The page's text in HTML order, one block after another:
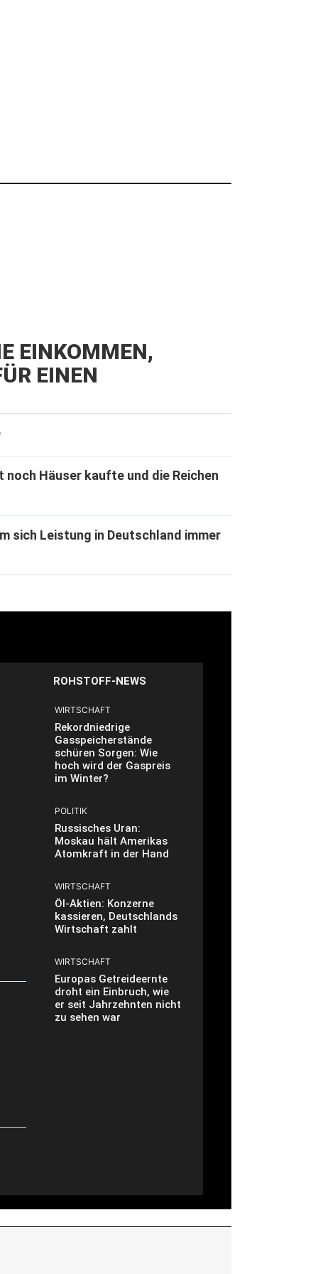
EINKOMMEN,
EINEN
Häuser kaufte und die Reichen
sich Leistung in Deutschland immer
ROHSTOFF-NEWS
WIRTSCHAFT
Rekordniedrige
Gasspeicherstände
schüren Sorgen: Wie
hoch wird der Gaspreis
im Winter?
POLITIK
Russisches Uran:
Moskau hält Amerikas
Atomkraft in der Hand
WIRTSCHAFT
Öl-Aktien: Konzerne
kassieren, Deutschlands
Wirtschaft zahlt
WIRTSCHAFT
Europas Getreideernte
droht ein Einbruch, wie
er seit Jahrzehnten nicht
zu sehen war